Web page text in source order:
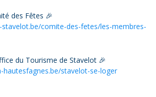
des Fêtes 🎉
comite-des-fetes/les-membres-
du Tourisme de Stavelot 🎉
hautesfagnes.be/stavelot-se-loger